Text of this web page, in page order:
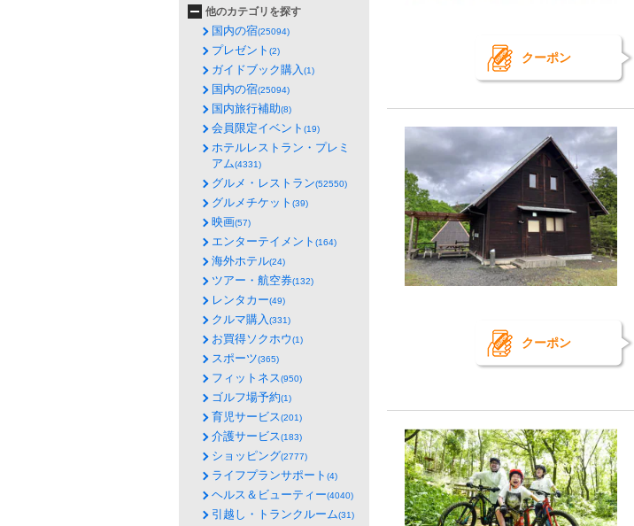
クーポン
クーポン
他のカテゴリを探す
国内の宿(25094)
プレゼント (2)
ガイドブック購入(1)
国内の宿(25094)
国内旅行補助(8)
会員限定イベント (19)
ホテルレストラン・プレミ
アム(4331)
グルメ・レストラン(52550)
グルメチケット (39)
映画(57)
エンターテイメント (164)
海外ホテル(24)
ツアー・航空券(132)
レンタカー(49)
クルマ購入(331)
お買得ソクホウ(1)
スポーツ(365)
フィットネス(950)
ゴルフ場予約(1)
育児サービス(201)
介護サービス(183)
ショッピング(2777)
ライフプランサポート (4)
ヘルス＆ビューティー(4040)
引越し・トランクルーム(31)